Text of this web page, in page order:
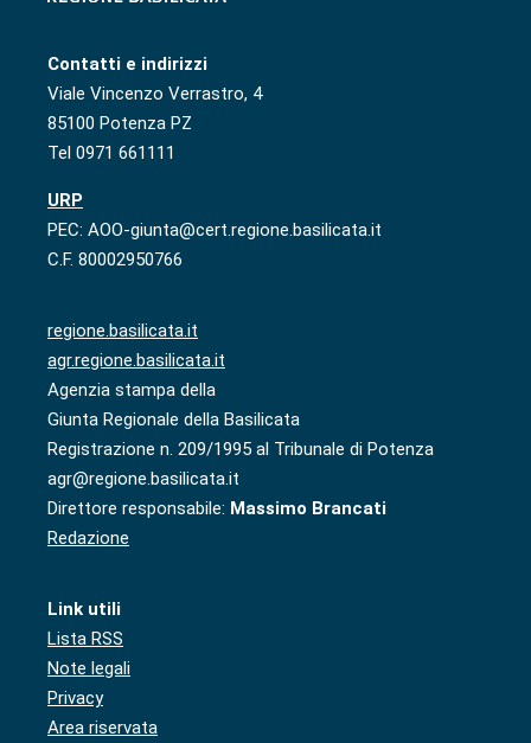
Contatti e indirizzi
Viale Vincenzo Verrastro, 4
85100 Potenza PZ
Tel 0971 661111
URP
PEC: AOO-giunta@cert.regione.basilicata.it
C.F. 80002950766
regione.basilicata.it
agr.regione.basilicata.it
Agenzia stampa della
Giunta Regionale della Basilicata
Registrazione n. 209/1995 al Tribunale di Potenza
agr@regione.basilicata.it
Direttore responsabile: Massimo Brancati
Redazione
Link utili
Lista RSS
Note legali
Privacy
Area riservata